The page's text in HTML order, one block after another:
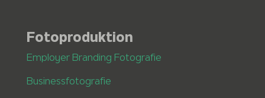
Fotoproduktion
Employer Branding Fotografie
Businessfotografie